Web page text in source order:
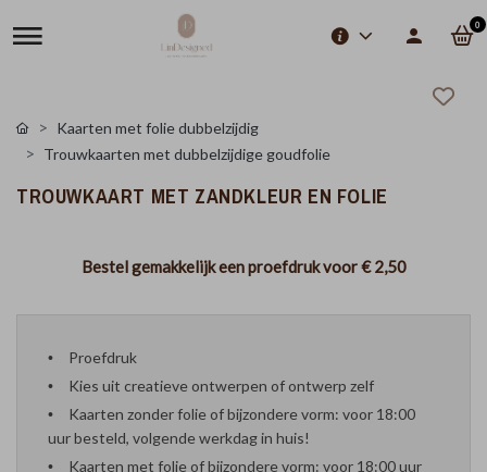
0
Kaarten met folie dubbelzijdig
Trouwkaarten met dubbelzijdige goudfolie
TROUWKAART MET ZANDKLEUR EN FOLIE
Bestel gemakkelijk een proefdruk voor€ 2,50
Proefdruk
Kies uit creatieve ontwerpen of ontwerp zelf
Kaarten zonder folie of bijzondere vorm: voor 18:00
uur besteld, volgende werkdag in huis!
Kaarten met folie of bijzondere vorm: voor 18:00 uur